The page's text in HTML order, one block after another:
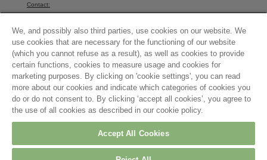
Contact:
Algemene voorwaarden -Privacyverklaring-Cookieinstellingen-
Cookieverklaring
© 2026
Contact
Maatschappelijke zetel:
3012 Leuven
We, and possibly also third parties, use cookies on our website. We
use cookies that are necessary for the functioning of our website
(which you cannot refuse as a result), as well as cookies to provide
certain functions, cookies to measure usage and cookies for
marketing purposes. By clicking on 'cookie settings', you can read
more about our cookies and indicate which categories of cookies you
do or do not consent to. By clicking ‘accept all cookies’, you agree to
the use of all cookies as described in our cookie policy.
Accept All Cookies